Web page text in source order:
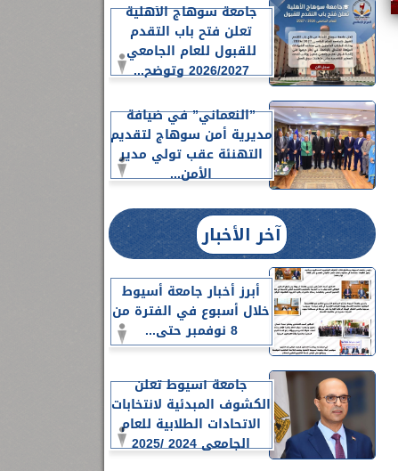
جامعة سوهاج الأهلية
تعلن فتح باب التقدم
للقبول للعام الجامعي
2026/2027 وتوضح...
”النعماني” في ضيافة
مديرية أمن سوهاج لتقديم
التهنئة عقب تولي مدير
الأمن...
آخر الأخبار
أبرز أخبار جامعة أسيوط
خلال أسبوع في الفترة من
8 نوفمبر حتى...
جامعة أسيوط تعلن
الكشوف المبدئية لانتخابات
الاتحادات الطلابية للعام
الجامعي 2024 /2025